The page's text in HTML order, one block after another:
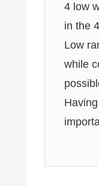
4 low
in the
Low
while